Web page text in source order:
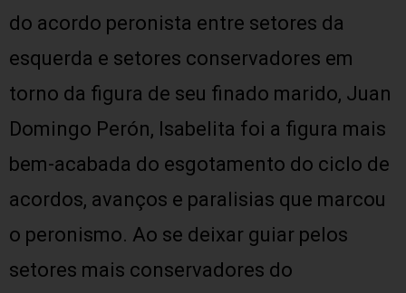
do acordo peronista entre setores da
esquerda e setores conservadores em
torno da figura de seu finado marido, Juan
Domingo Perón, Isabelita foi a figura mais
bem-acabada do esgotamento do ciclo de
acordos, avanços e paralisias que marcou
o peronismo. Ao se deixar guiar pelos
setores mais conservadores do